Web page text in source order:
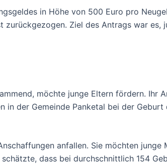
in Höhe von 500 Euro pro
Ziel des Antrags war es,
möchte junge Eltern fördern. Ihr
der Gemeinde Panketal bei der Geburt
anfallen. Sie möchten junge
dass bei durchschnittlich 154